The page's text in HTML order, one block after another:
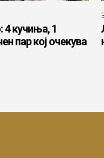
4 кучиња, 1
пар кој очекува